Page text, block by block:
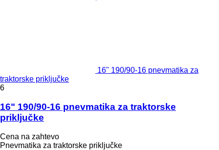
16" 190/90-16 pnevmatika za
traktorske priključke
6
16" 190/90-16 pnevmatika za traktorske
priključke
Cena na zahtevo
Pnevmatika za traktorske priključke